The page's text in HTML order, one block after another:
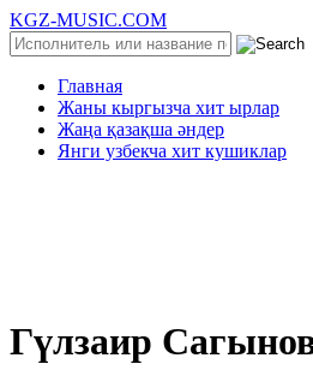
KGZ-MUSIC.COM
Главная
Жаны кыргызча хит ырлар
Жаңа қазақша әндер
Янги узбекча хит кушиклар
Гүлзаир